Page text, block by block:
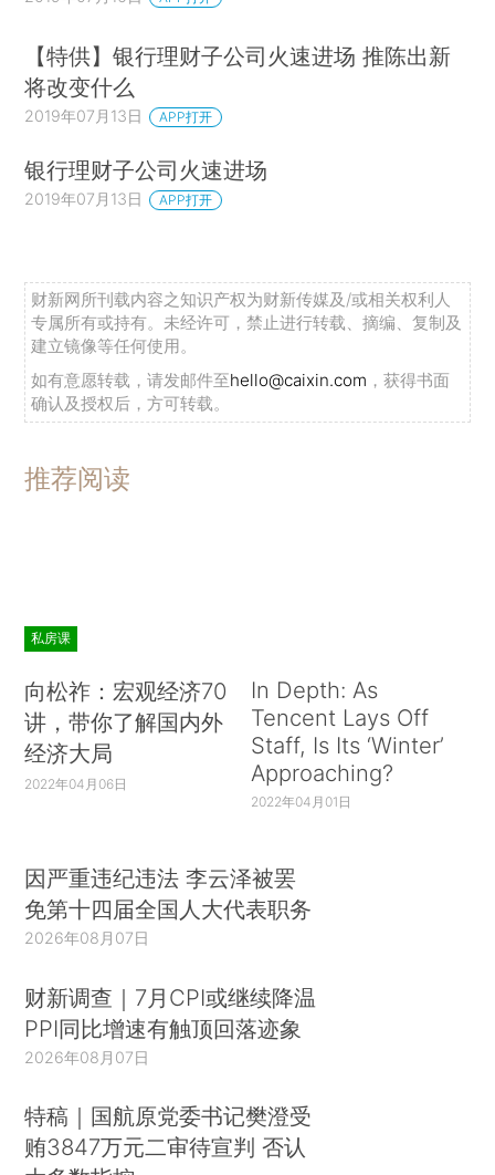
【特供】银行理财子公司火速进场 推陈出新
将改变什么
2019年07月13日 APP打开
银行理财子公司火速进场
2019年07月13日 APP打开
财新网所刊载内容之知识产权为财新传媒及/或相关权利人
专属所有或持有。未经许可，禁止进行转载、摘编、复制及
建立镜像等任何使用。
如有意愿转载，请发邮件至hello@caixin.com ，获得书面
确认及授权后，方可转载。
推荐阅读
私房课
向松祚：宏观经济70
讲，带你了解国内外
经济大局
2022年04月06日
In Depth: As
Tencent Lays Off
Staff, Is Its ‘Winter’
Approaching?
2022年04月01日
因严重违纪违法 李云泽被罢
免第十四届全国人大代表职务
2026年08月07日
财新调查｜7月CPI或继续降温
PPI同比增速有触顶回落迹象
2026年08月07日
特稿｜国航原党委书记樊澄受
贿3847万元二审待宣判 否认